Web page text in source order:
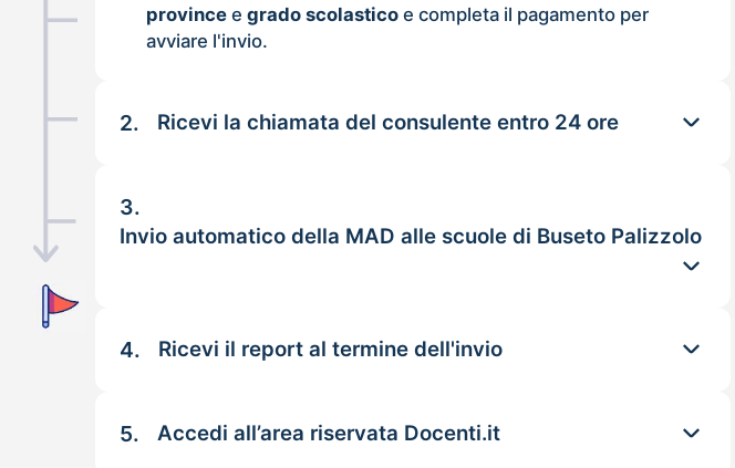
province egrado scolastico e completa il pagamento per
avviare l'invio.
2. Ricevi la chiamata del consulente entro 24 ore
3.
Invio automatico della MAD alle scuole di Buseto Palizzolo
4. Ricevi il report al termine dell'invio
5. Accedi all’area riservata Docenti.it